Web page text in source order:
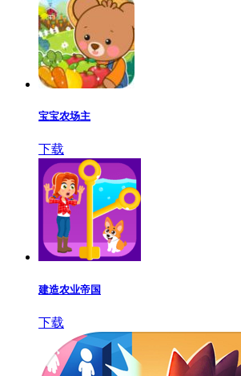
宝宝农场主
下载
建造农业帝国
下载